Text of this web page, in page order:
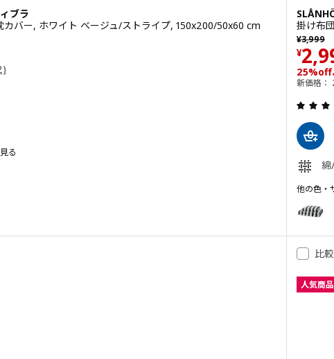
ブラ
カバー, ホワイト ベージュ/ストライプ, 150x200/50x60 cm
ュー: 4.3 から 5 星です。 総レビュー数:
る
ソルフィブラ, 掛け布団カバー＆枕カバー, ホワイト グリーン/ストラ
ソルフィブラ, 掛け布団カバー＆枕カバー, グレー ホワイト/ストライ
ソルフィブラ, 掛け布団カバー＆枕カバー, ホワイト レッド/ストライ
掛け布
¥3,999
以前の価
¥
価
25%off
新価格
綿
他の色・
オプシ
比
人気商品